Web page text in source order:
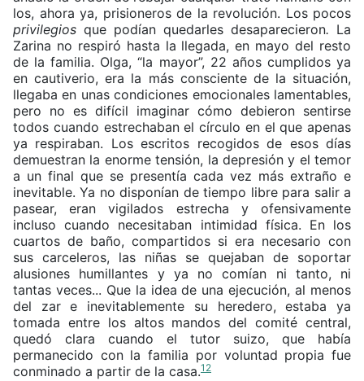
los, ahora ya, prisioneros de la revolución. Los pocos
privilegios que podían quedarles desaparecieron. La
Zarina no respiró hasta la llegada, en mayo del resto
de la familia. Olga, “la mayor”, 22 años cumplidos ya
en cautiverio, era la más consciente de la situación,
llegaba en unas condiciones emocionales lamentables,
pero no es difícil imaginar cómo debieron sentirse
todos cuando estrechaban el círculo en el que apenas
ya respiraban. Los escritos recogidos de esos días
demuestran la enorme tensión, la depresión y el temor
a un final que se presentía cada vez más extraño e
inevitable. Ya no disponían de tiempo libre para salir a
pasear, eran vigilados estrecha y ofensivamente
incluso cuando necesitaban intimidad física. En los
cuartos de baño, compartidos si era necesario con
sus carceleros, las niñas se quejaban de soportar
alusiones humillantes y ya no comían ni tanto, ni
tantas veces... Que la idea de una ejecución, al menos
del zar e inevitablemente su heredero, estaba ya
tomada entre los altos mandos del comité central,
quedó clara cuando el tutor suizo, que había
permanecido con la familia por voluntad propia fue
conminado a partir de la casa.12